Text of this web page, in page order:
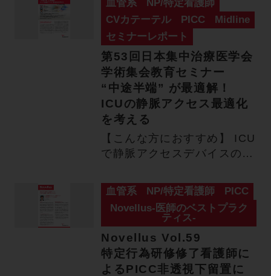
血管系
NP/特定看護師
CVカテーテル
PICC
Midline
セミナーレポート
第53回日本集中治療医学会
学術集会教育セミナー
“中途半端” が最適解！
ICUの静脈アクセス最適化
を考える
【こんな方におすすめ】 ICU
で静脈アクセスデバイスの選
血管系 NP/特定看護師
PICC
Novellus-医師のベストプラク
ティス-
Novellus Vol.59
特定行為研修修了看護師に
よるPICC非透視下留置に